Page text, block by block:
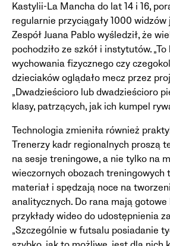
Kastylii-La Mancha do lat 14 i 16,
regularnie przyciągały 1000 widzów
Zespół Juana Pablo wyśledził, że
pochodziło ze szkół i instytutów. „To
wychowania fizycznego czy
dzieciaków oglądało mecz przez
„Dwadzieścioro lub dwadzieścioro
klasy, patrzących, jak ich kumpel
Technologia zmieniła również
Trenerzy kadr regionalnych proszą
na sesje treningowe, a nie tylko na
wieczornych obozach treningowych
materiał i spędzają noce na
analitycznych. Do rana mają gotowe
przykłady wideo do udostępnienia
„Szczególnie w futsalu posiadanie